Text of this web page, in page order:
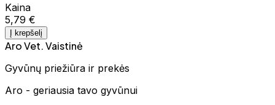
Kaina
5,79 €
Į krepšelį
Aro Vet. Vaistinė
Gyvūnų priežiūra ir prekės
Aro - geriausia tavo gyvūnui